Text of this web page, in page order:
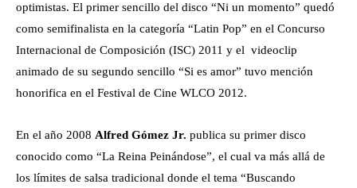
optimistas. El primer sencillo del disco “Ni un momento” quedó
como semifinalista en la categoría “Latin Pop” en el Concurso
Internacional de Composición (ISC) 2011 y el videoclip
animado de su segundo sencillo “Si es amor” tuvo mención
honorifica en el Festival de Cine WLCO 2012.
En el año 2008 Alfred Gómez Jr. publica su primer disco
conocido como “La Reina Peinándose”, el cual va más allá de
los límites de salsa tradicional donde el tema “Buscando